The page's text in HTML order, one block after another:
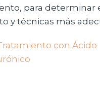
para determinar
y técnicas más
con Ácido